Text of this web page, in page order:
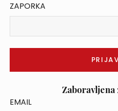
ZAPORKA
Zaboravljena
EMAIL